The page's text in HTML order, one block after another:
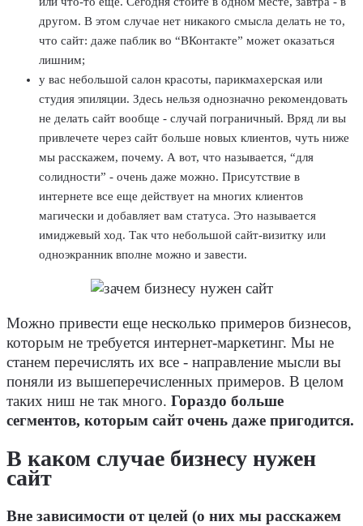
другом. В этом случае нет никакого смысла делать не то,
что сайт: даже паблик во “ВКонтакте” может оказаться
лишним;
у вас небольшой салон красоты, парикмахерская или
студия эпиляции. Здесь нельзя однозначно рекомендовать
не делать сайт вообще - случай пограничный. Вряд ли вы
привлечете через сайт больше новых клиентов, чуть ниже
мы расскажем, почему. А вот, что называется, “для
солидности” - очень даже можно. Присутствие в
интернете все еще действует на многих клиентов
магически и добавляет вам статуса. Это называется
имиджевый ход. Так что небольшой сайт-визитку или
одноэкранник вполне можно и завести.
Можно привести еще несколько примеров бизнесов,
которым не требуется интернет-маркетинг. Мы не
станем перечислять их все - направление мысли вы
поняли из вышеперечисленных примеров. В целом
таких ниш не так много. Гораздо больше
сегментов, которым сайт очень даже пригодится.
В каком случае бизнесу нужен
сайт
Вне зависимости от целей (о них мы расскажем